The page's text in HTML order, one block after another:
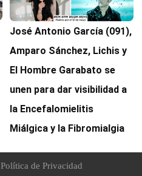
José Antonio García (091),
Amparo Sánchez, Lichis y
El Hombre Garabato se
unen para dar visibilidad a
la Encefalomielitis
Miálgica y la Fibromialgia
Política de Privacidad